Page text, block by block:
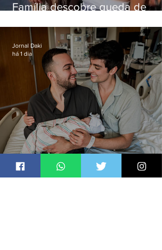
Família descobre queda de
enquanto aguardava segundo
voo
Jornal Daki
há 1 dia